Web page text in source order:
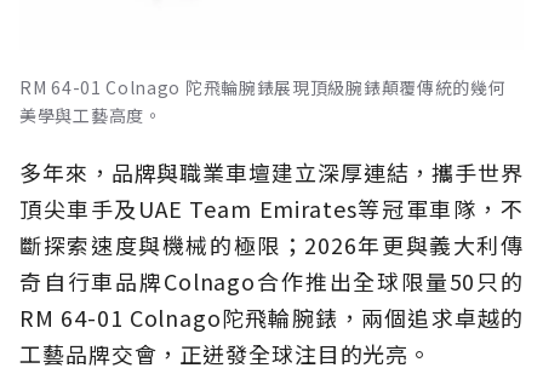
RM 64-01 Colnago 陀飛輪腕錶展現頂級腕錶顛覆傳統的幾何
美學與工藝高度。
多年來，品牌與職業車壇建立深厚連結，攜手世界
頂尖車手及UAE Team Emirates等冠軍車隊，不
斷探索速度與機械的極限；2026年更與義大利傳
奇自行車品牌Colnago合作推出全球限量50只的
RM 64-01 Colnago陀飛輪腕錶，兩個追求卓越的
工藝品牌交會，正迸發全球注目的光亮。